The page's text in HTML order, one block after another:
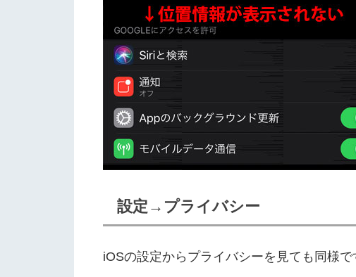
設定→プライバシー
iOSの設定からプライバシーを見ても同様